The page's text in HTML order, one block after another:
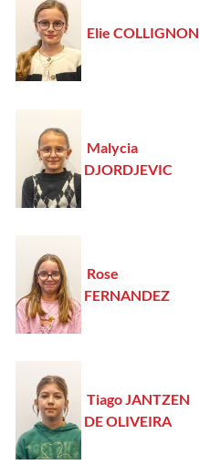
Elie COLLIGNON
Malycia
DJORDJEVIC
Rose
FERNANDEZ
Tiago JANTZEN
DE OLIVEIRA